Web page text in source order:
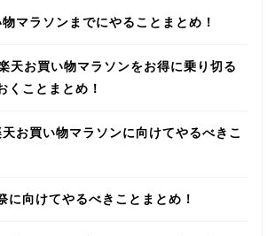
マラソンまでにやることまとめ！
天お買い物マラソンをお得に乗り切る
くことまとめ！
お買い物マラソンに向けてやるべきこ
に向けてやるべきことまとめ！